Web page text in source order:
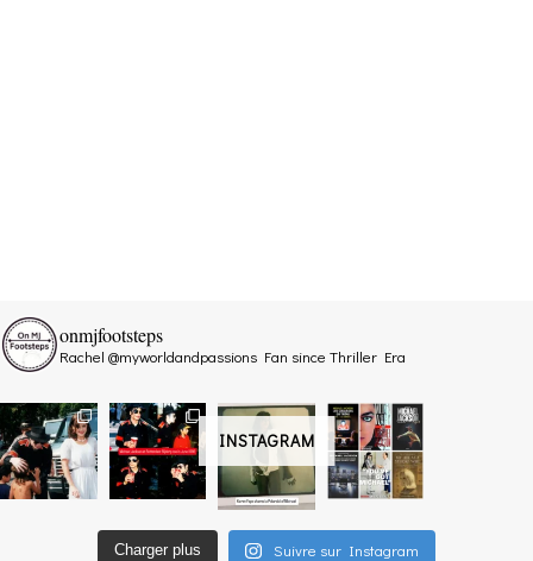
INSTAGRAM
onmjfootsteps
Rachel @myworldandpassions Fan since Thriller Era
Charger plus Suivre sur Instagram